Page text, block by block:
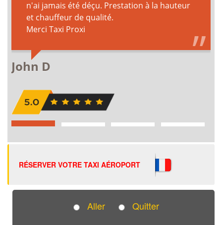
RÉSERVER VOTRE TAXI AÉROPORT
Aller Quitter